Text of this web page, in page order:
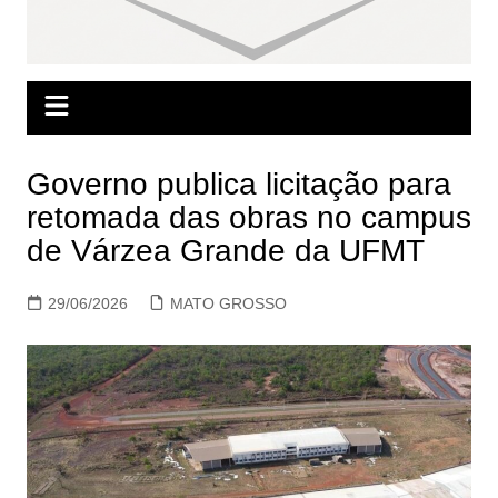
Governo publica licitação para
retomada das obras no campus
de Várzea Grande da UFMT
29/06/2026 MATO GROSSO